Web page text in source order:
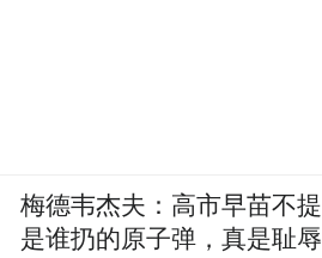
梅德韦杰夫：高市早苗不提
是谁扔的原子弹，真是耻辱